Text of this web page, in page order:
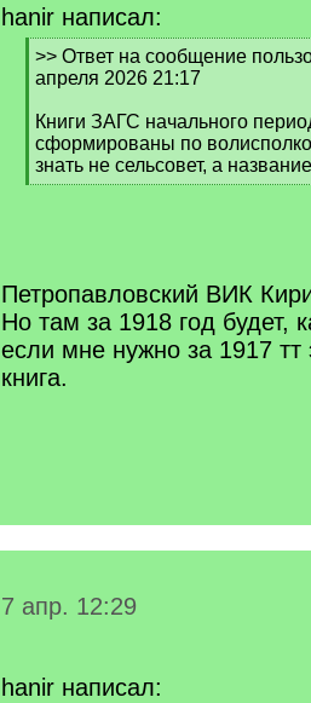
hanir написал:
[
q
>> Ответ на сообщение
апреля 2026 21:17
Книги ЗАГС начального
сформированы по
знать не сельсовет, а
[
Петропавловский ВИК
Но там за 1918 год будет,
если мне нужно за 1917 тт
книга.
7 апр. 12:29
hanir написал: